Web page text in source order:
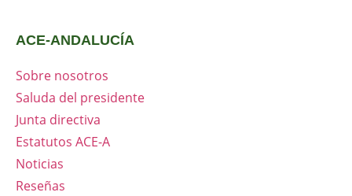
ACE-ANDALUCÍA
Sobre nosotros
Saluda del presidente
Junta directiva
Estatutos ACE-A
Noticias
Reseñas